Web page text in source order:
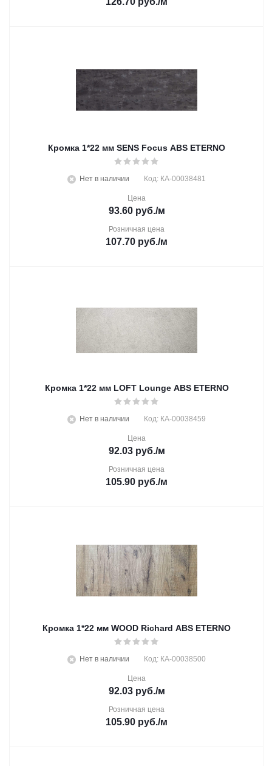
Кромка 1*22 мм SENS Focus ABS ETERNO
Нет в наличии Код: КА-00038481
Цена
93.60руб./м
Розничная цена
107.70 руб./м
Кромка 1*22 мм LOFT Lounge ABS ETERNO
Нет в наличии Код: КА-00038459
Цена
92.03руб./м
Розничная цена
105.90 руб./м
Кромка 1*22 мм WOOD Richard ABS ETERNO
Нет в наличии Код: КА-00038500
Цена
92.03руб./м
Розничная цена
105.90 руб./м